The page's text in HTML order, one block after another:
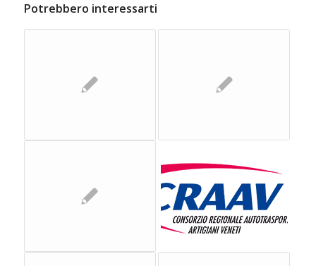
Potrebbero interessarti